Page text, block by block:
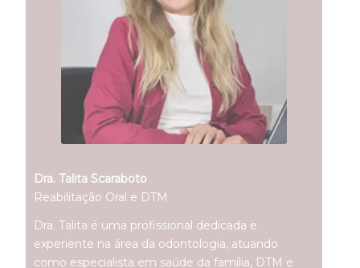
Dra. Talita Scaraboto
Reabilitação Oral e DTM
Dra. Talita é uma profissional dedicada e
experiente na área da odontologia, atuando
como especialista em saúde da família, DTM e